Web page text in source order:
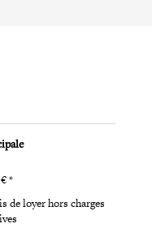
*
de loyer hors charges